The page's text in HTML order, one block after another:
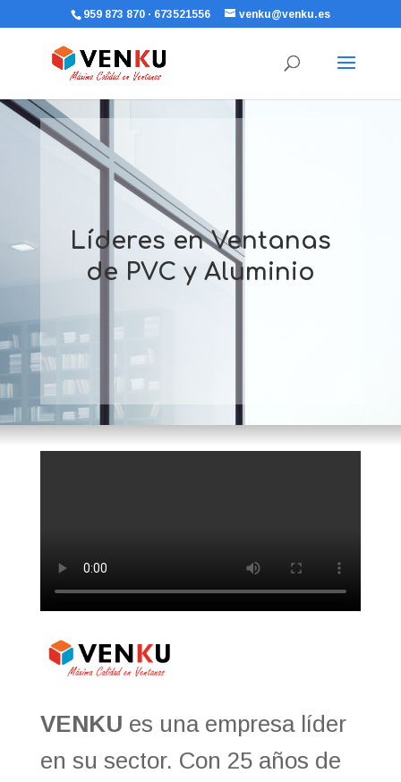
959 873 870 · 673521556 venku@venku.es
Líderes en Ventanas
de PVC y Aluminio
VENKU es una empresa líder
en su sector. Con 25 años de